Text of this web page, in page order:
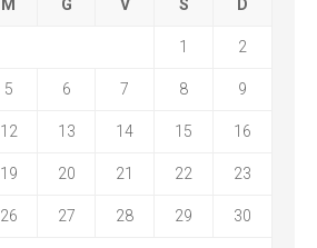
M G V S D
1 2
5 6 7 8 9
12 13 14 15 16
19 20 21 22 23
26 27 28 29 30